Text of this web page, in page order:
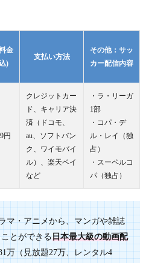
金
)
支払い方法
その他：サッ
カー配信内容
円
クレジットカー
ド、キャリア決
済（ドコモ、
au、ソフトバン
ク、ワイモバイ
ル）、楽天ペイ
など
・ラ・リーガ
1部
・コパ・デ
ル・レイ（独
占）
・スーペルコ
パ（独占）
マ・アニメから、マンガや雑誌
とができる日本最大級の動画配
（見放題27万、レンタル4